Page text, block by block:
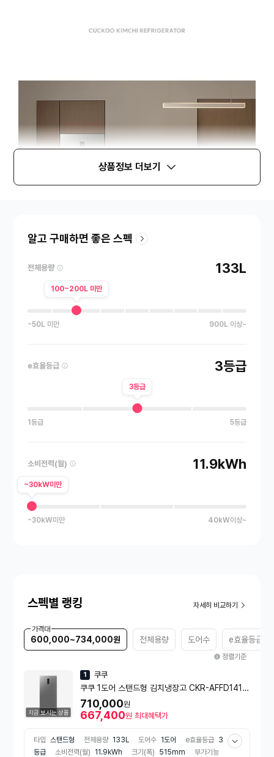
상품정보 더보기
알고 구매하면 좋은 스펙
전체용량 133L
100~200L 미만
~50L 미만 900L 이상~
e효율등급 3등급
3등급
1등급 5등급
소비전력(월) 11.9kWh
~30kW미만
~30kW미만 40kW이상~
스펙별 랭킹 자세히 비교하기
가격대
600,000~734,000원 전체용량 도어수 e효율등급
정렬기준
지금 보시는 상품
1 쿠쿠
쿠쿠 1도어 스탠드형 김치냉장고 CKR-AFFD1410
MS (133L, 실버)
710,000원
667,400원 최대혜택가
타입 스탠드형 전체용량 133L 도어수 1도어 e효율등급 3
등급
소비전력(월) 11.9kWh 크기(폭) 515mm
부가기능